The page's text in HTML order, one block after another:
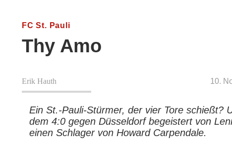
FC St. Pauli
Thy Amo
Erik Hauth 10.
Ein St.-Pauli-Stürmer, der vier Tore schießt?
dem 4:0 gegen Düsseldorf begeistert von
einen Schlager von Howard Carpendale.